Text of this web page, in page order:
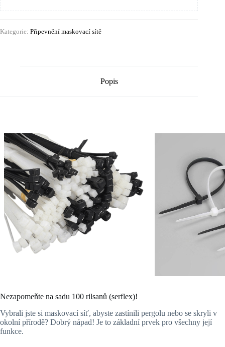
Kategorie: Připevnění maskovací sítě
Popis
Nezapomeňte na sadu 100 rilsanů (serflex)!
Vybrali jste si maskovací síť, abyste zastínili pergolu nebo se skryli v
okolní přírodě? Dobrý nápad! Je to základní prvek pro všechny její
funkce.